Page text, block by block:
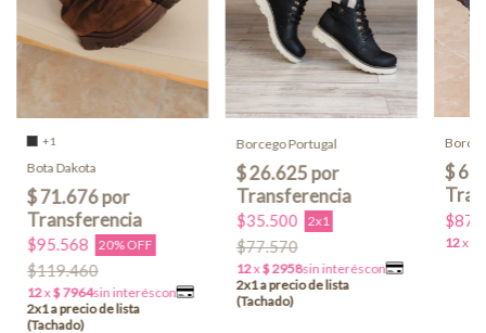
+1
Bota Dakota
$95.568 20% OFF
$119.460
Borcego Portugal
$35.500 2x1
$77.570